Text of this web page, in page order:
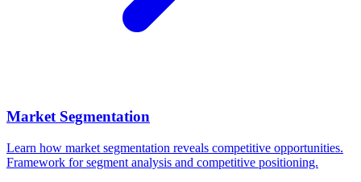
Market Segmentation
Learn how market segmentation reveals competitive opportunities.
Framework for segment analysis and competitive positioning.